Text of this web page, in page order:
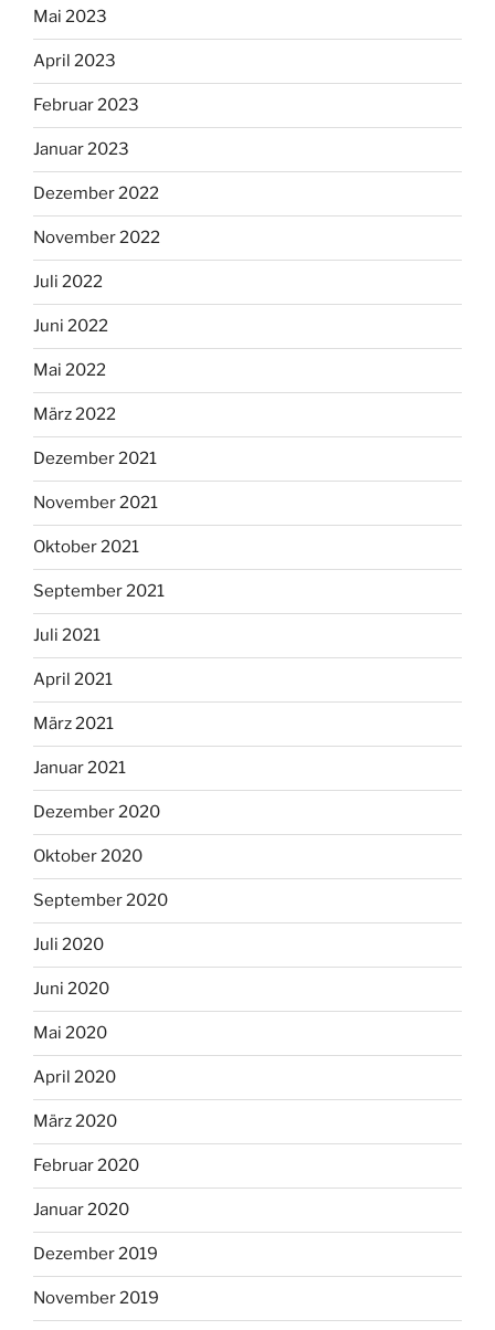
Mai 2023
April 2023
Februar 2023
Januar 2023
Dezember 2022
November 2022
Juli 2022
Juni 2022
Mai 2022
März 2022
Dezember 2021
November 2021
Oktober 2021
September 2021
Juli 2021
April 2021
März 2021
Januar 2021
Dezember 2020
Oktober 2020
September 2020
Juli 2020
Juni 2020
Mai 2020
April 2020
März 2020
Februar 2020
Januar 2020
Dezember 2019
November 2019